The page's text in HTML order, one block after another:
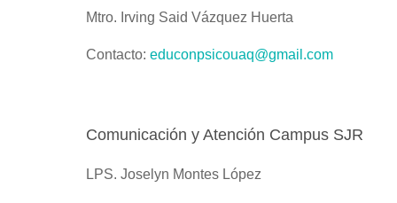
Mtro. Irving Said Vázquez Huerta
Contacto: educonpsicouaq@gmail.com
Comunicación y Atención Campus SJR
LPS. Joselyn Montes López